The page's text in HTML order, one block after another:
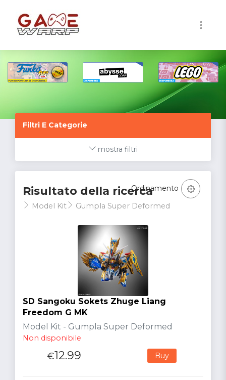
Filtri E Categorie
mostra filtri
Risultato della ricerca
Model Kit Gumpla Super Deformed
Ordinamento
SD Sangoku Sokets Zhuge Liang
Freedom G MK
Model Kit - Gumpla Super Deformed
Non disponibile
€12.99 Buy